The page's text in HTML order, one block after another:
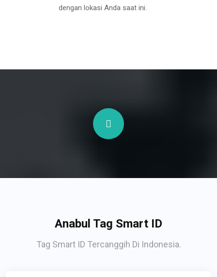
dengan lokasi Anda saat ini.
Anabul Tag Smart ID
Tag Smart ID Tercanggih Di Indonesia.